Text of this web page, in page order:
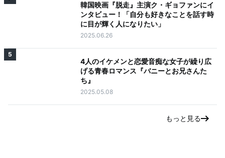
韓国映画『脱走』主演ク・ギョファンにイ
ンタビュー！「自分も好きなことを話す時
に目が輝く人になりたい」
2025.06.26
5
4人のイケメンと恋愛音痴な女子が繰り広
げる青春ロマンス『バニーとお兄さんた
ち』
2025.05.08
もっと見る